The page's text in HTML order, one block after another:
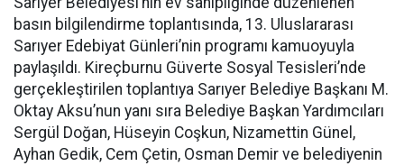
basın bilgilendirme toplantısında, 13. Uluslararası
Sarıyer Edebiyat Günleri’nin programı kamuoyuyla
paylaşıldı. Kireçburnu Güverte Sosyal Tesisleri’nde
gerçekleştirilen toplantıya Sarıyer Belediye Başkanı M.
Oktay Aksu’nun yanı sıra Belediye Başkan Yardımcıları
Sergül Doğan, Hüseyin Coşkun, Nizamettin Günel,
Ayhan Gedik, Cem Çetin, Osman Demir ve belediyenin